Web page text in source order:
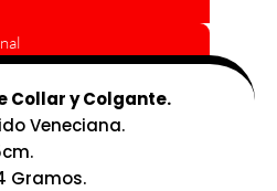
Collar y Colgante.
Veneciana.
Gramos.